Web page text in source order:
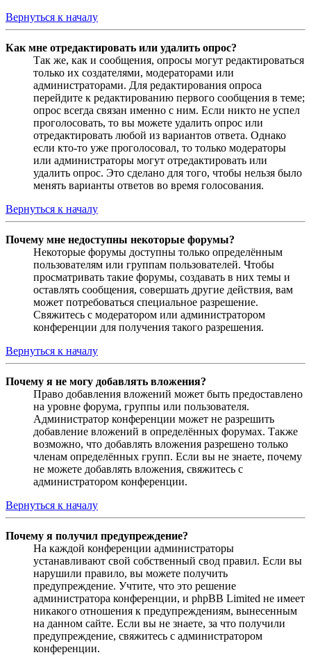
Вернуться к началу
Как мне отредактировать или удалить опрос?
Так же, как и сообщения, опросы могут редактироваться
только их создателями, модераторами или
администраторами. Для редактирования опроса
перейдите к редактированию первого сообщения в теме;
опрос всегда связан именно с ним. Если никто не успел
проголосовать, то вы можете удалить опрос или
отредактировать любой из вариантов ответа. Однако
если кто-то уже проголосовал, то только модераторы
или администраторы могут отредактировать или
удалить опрос. Это сделано для того, чтобы нельзя было
менять варианты ответов во время голосования.
Вернуться к началу
Почему мне недоступны некоторые форумы?
Некоторые форумы доступны только определённым
пользователям или группам пользователей. Чтобы
просматривать такие форумы, создавать в них темы и
оставлять сообщения, совершать другие действия, вам
может потребоваться специальное разрешение.
Свяжитесь с модератором или администратором
конференции для получения такого разрешения.
Вернуться к началу
Почему я не могу добавлять вложения?
Право добавления вложений может быть предоставлено
на уровне форума, группы или пользователя.
Администратор конференции может не разрешить
добавление вложений в определённых форумах. Также
возможно, что добавлять вложения разрешено только
членам определённых групп. Если вы не знаете, почему
не можете добавлять вложения, свяжитесь с
администратором конференции.
Вернуться к началу
Почему я получил предупреждение?
На каждой конференции администраторы
устанавливают свой собственный свод правил. Если вы
нарушили правило, вы можете получить
предупреждение. Учтите, что это решение
администратора конференции, и phpBB Limited не имеет
никакого отношения к предупреждениям, вынесенным
на данном сайте. Если вы не знаете, за что получили
предупреждение, свяжитесь с администратором
конференции.